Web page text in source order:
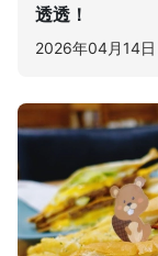
透透！
2026年04月14日